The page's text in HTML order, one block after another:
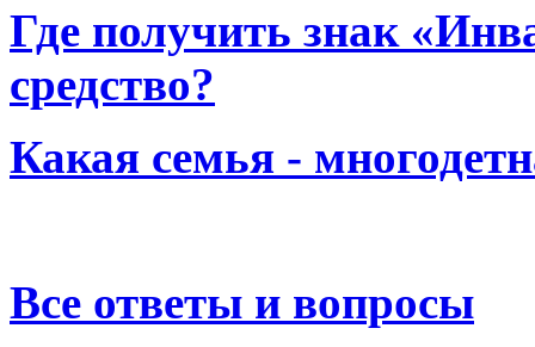
Где получить знак
средство?
Какая семья -
Все ответы и вопросы